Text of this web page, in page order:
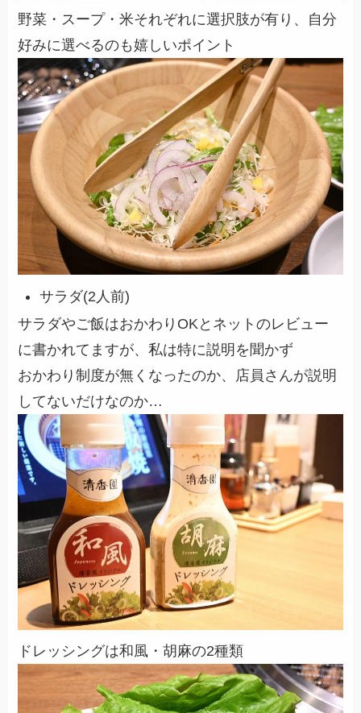
野菜・スープ・米それぞれに選択肢が有り、自分
好みに選べるのも嬉しいポイント
サラダ(2人前)
サラダやご飯はおかわりOKとネットのレビュー
に書かれてますが、私は特に説明を聞かず
おかわり制度が無くなったのか、店員さんが説明
してないだけなのか…
ドレッシングは和風・胡麻の2種類